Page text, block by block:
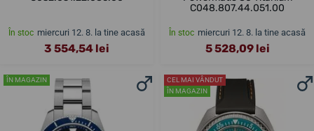
În stoc miercuri 12. 8. la tine acasă
3 554,54 lei
C048.807.44.051.00
În stoc miercuri 12. 8. la tine acasă
5 528,09 lei
ÎN MAGAZIN
CEL MAI VÂNDUT
ÎN MAGAZIN